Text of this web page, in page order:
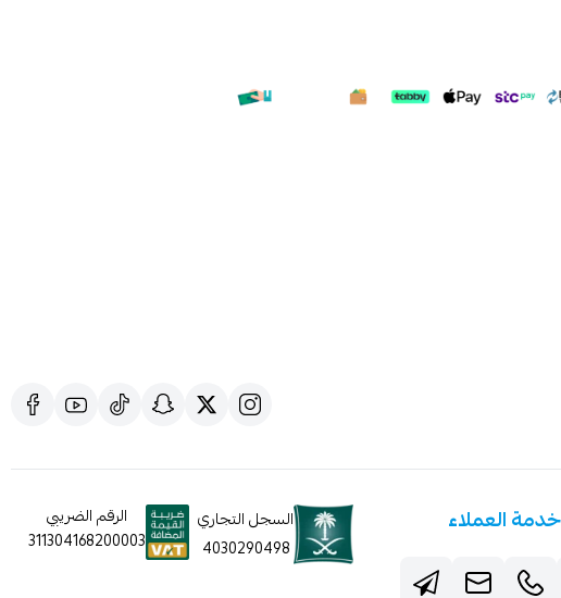
خدمة العملاء
السجل التجاري
4030290498
الرقم الضريبي
311304168200003